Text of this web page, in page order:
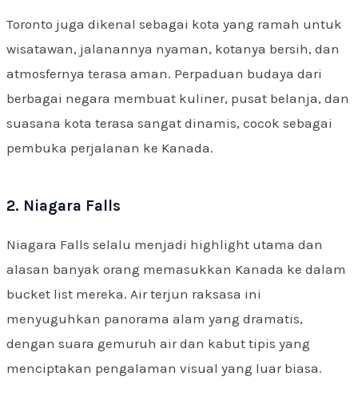
Toronto juga dikenal sebagai kota yang ramah untuk
wisatawan, jalanannya nyaman, kotanya bersih, dan
atmosfernya terasa aman. Perpaduan budaya dari
berbagai negara membuat kuliner, pusat belanja, dan
suasana kota terasa sangat dinamis, cocok sebagai
pembuka perjalanan ke Kanada.
2. Niagara Falls
Niagara Falls selalu menjadi highlight utama dan
alasan banyak orang memasukkan Kanada ke dalam
bucket list mereka. Air terjun raksasa ini
menyuguhkan panorama alam yang dramatis,
dengan suara gemuruh air dan kabut tipis yang
menciptakan pengalaman visual yang luar biasa.